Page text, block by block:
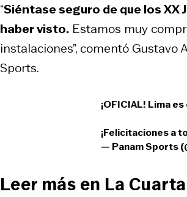
“Siéntase seguro de que los
haber visto. Estamos muy
instalaciones”, comentó
Sports.
¡OFICIAL! Lima
¡Felicitaciones a
— Panam Sports
Leer más en La